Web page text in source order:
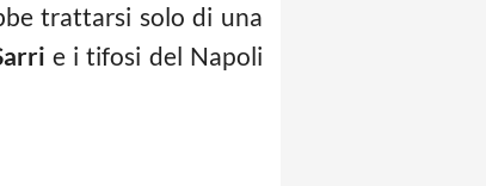
trattarsi solo di una
e i tifosi del Napoli